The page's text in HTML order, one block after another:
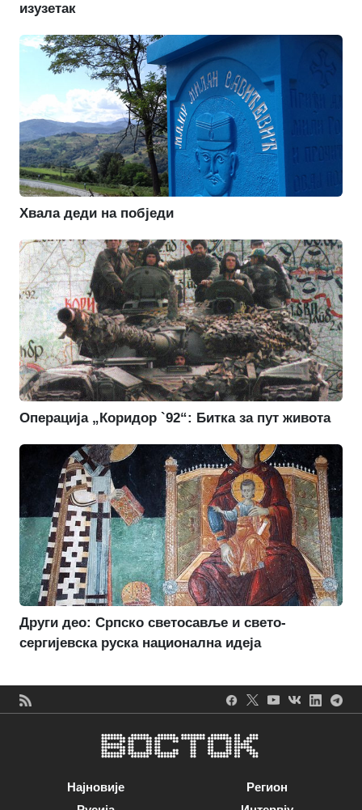
изузетак
Хвала деди на побједи
Операција „Коридор `92“: Битка за пут живота
Други део: Српско светосавље и свето-
сергијевска руска национална идеја
Најновије
Регион